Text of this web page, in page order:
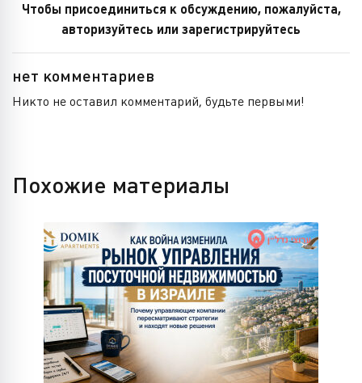
Чтобы присоединиться к обсуждению, пожалуйста,
авторизуйтесь или зарегистрируйтесь
нет комментариев
Никто не оставил комментарий, будьте первыми!
Похожие материалы